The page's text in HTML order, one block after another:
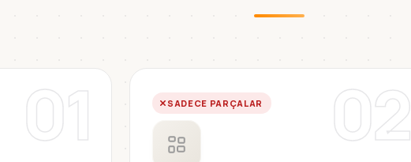
01 02
SADECE PARÇALAR